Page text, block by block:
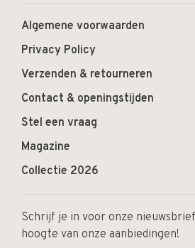
Algemene voorwaarden
Privacy Policy
Verzenden & retourneren
Contact & openingstijden
Stel een vraag
Magazine
Collectie 2026
Schrijf je in voor onze
hoogte van onze aanbiedingen!